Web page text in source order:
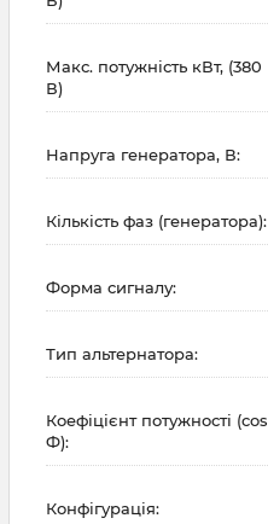
Макс. потужність кВт, (380
В)
Напруга генератора, В:
Кількість фаз (генератора):
Форма сигналу:
Тип альтернатора:
Коефіцієнт потужності (cos
Ф):
Конфігурація: